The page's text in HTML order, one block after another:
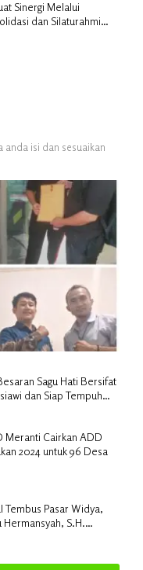
Sinergi Melalui
dan Silaturahmi
anda isi dan sesuaikan
Sagu Hati Bersifat
dan Siap Tempuh
Meranti Cairkan ADD
2024 untuk 96 Desa
Tembus Pasar Widya,
S.H.